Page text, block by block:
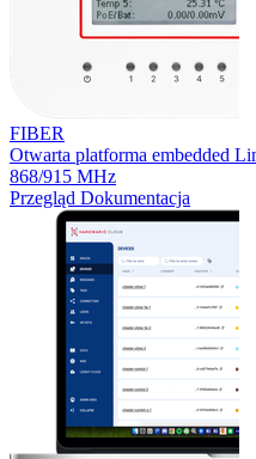
FIBER
Otwarta platforma embedded
868/915 MHz
Przegląd Dokumentacja